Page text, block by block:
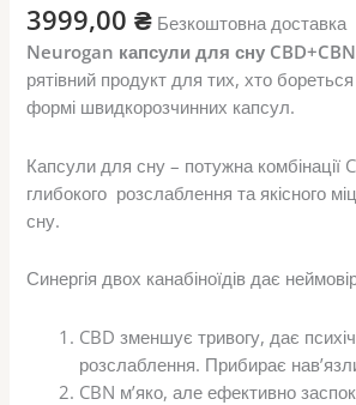
4.80з 5 на
опитування
покупців
3999,00₴ Безкоштовна доставка
Neurogan капсули для сну
рятівний продукт для тих, хто
формі швидкорозчинних капсул.
Капсули для сну – потужна комбінації
глибокого розслаблення та якісного
сну.
Синергія двох канабіноїдів дає
CBD зменшує тривогу, дає
розслаблення. Прибирає
CBN мʼяко, але ефективно